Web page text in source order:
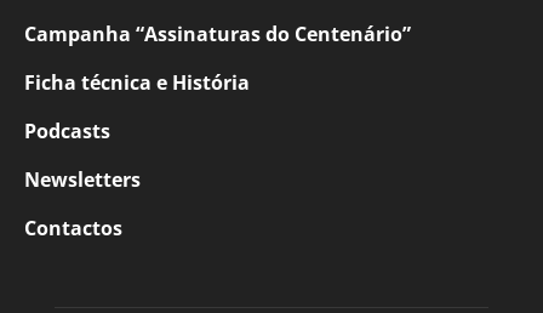
Campanha “Assinaturas do Centenário”
Ficha técnica e História
Podcasts
Newsletters
Contactos